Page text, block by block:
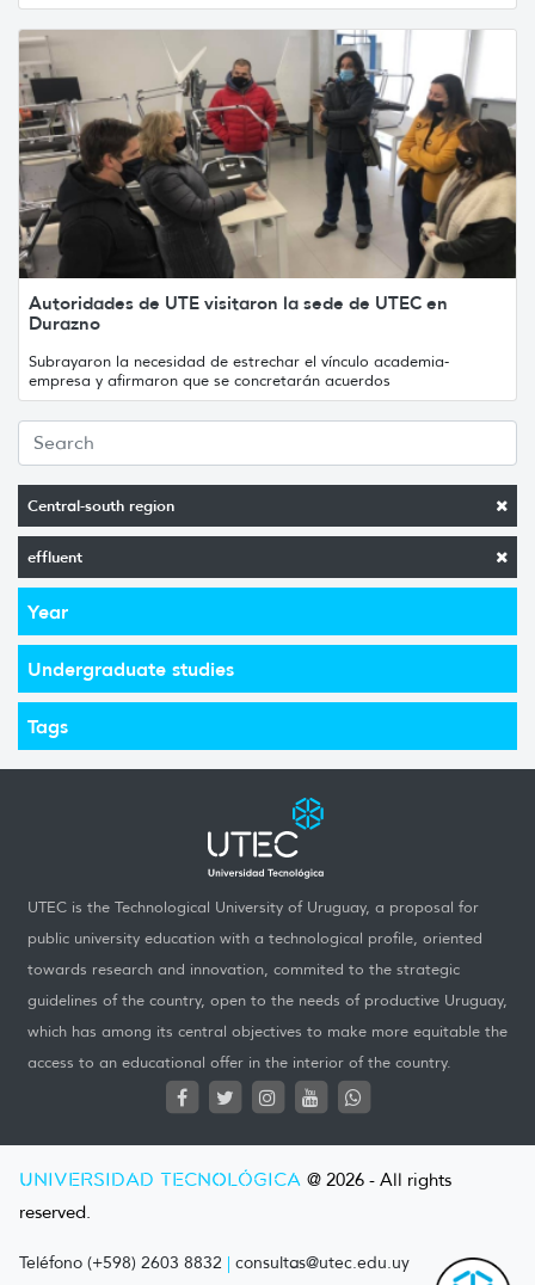
Central-south region
effluent
Year
Undergraduate studies
Tags
Autoridades de UTE visitaron la sede de UTEC en
Durazno
Subrayaron la necesidad de estrechar el vínculo academia-
empresa y afirmaron que se concretarán acuerdos
UTEC is the Technological University of Uruguay, a proposal for
public university education with a technological profile, oriented
towards research and innovation, commited to the strategic
guidelines of the country, open to the needs of productive Uruguay,
which has among its central objectives to make more equitable the
access to an educational offer in the interior of the country.
UNIVERSIDAD TECNOLÓGICA @ 2026 - All rights
reserved.
Teléfono (+598) 2603 8832 | consultas@utec.edu.uy